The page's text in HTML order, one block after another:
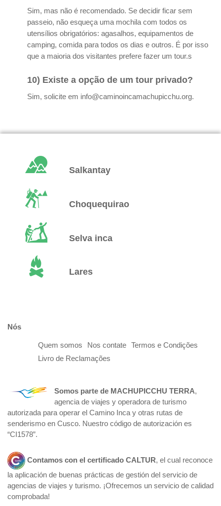
Sim, mas não é recomendado. Se decidir ficar sem
passeio, não esqueça uma mochila com todos os
utensílios obrigatórios: agasalhos, equipamentos de
camping, comida para todos os dias e outros. É por isso
que a maioria dos visitantes prefere fazer um tour.s
10) Existe a opção de um tour privado?
Sim, solicite em info@caminoincamachupicchu.org.
Salkantay
Choquequirao
Selva inca
Lares
Nós
Quem somos Nos contate
Termos e Condições
Livro de Reclamações
Somos parte de MACHUPICCHU TERRA,
agencia de viajes y operadora de turismo
autorizada para operar el Camino Inca y otras rutas de
senderismo en Cusco. Nuestro código de autorización es
“CI1578”.
Contamos con el certificado CALTUR, el cual reconoce
la aplicación de buenas prácticas de gestión del servicio de
agencias de viajes y turismo. ¡Ofrecemos un servicio de calidad
comprobada!